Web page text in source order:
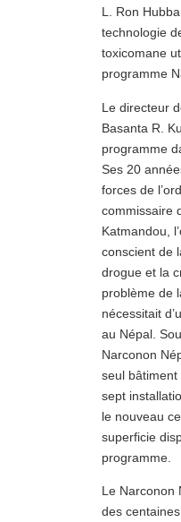
L. Ron
technologie
toxicomane
programme
Le directeur
Basanta R.
programme
Ses 20
forces de
commissaire
Katmandou,
conscient de
drogue et la
problème de
nécessitait
au Népal.
Narconon
seul
sept
le nouveau
superficie
programme.
Le Narconon
des